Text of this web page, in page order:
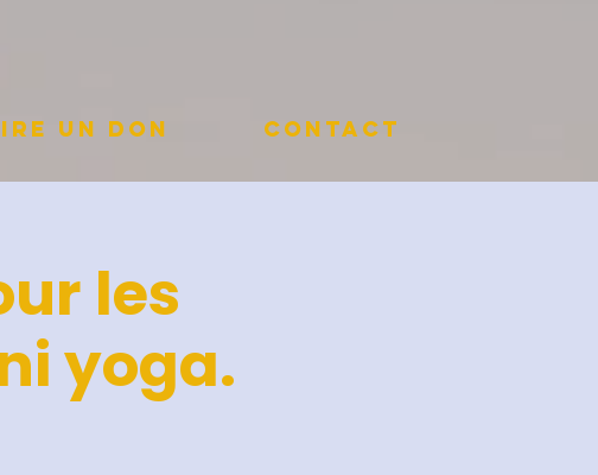
un don Contact
les
yoga.